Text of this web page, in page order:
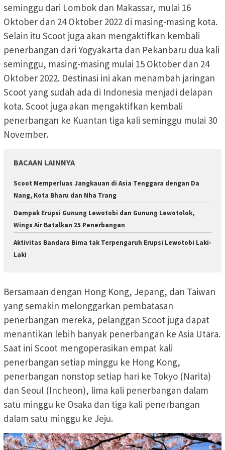
seminggu dari Lombok dan Makassar, mulai 16
Oktober dan 24 Oktober 2022 di masing-masing kota.
Selain itu Scoot juga akan mengaktifkan kembali
penerbangan dari Yogyakarta dan Pekanbaru dua kali
seminggu, masing-masing mulai 15 Oktober dan 24
Oktober 2022. Destinasi ini akan menambah jaringan
Scoot yang sudah ada di Indonesia menjadi delapan
kota. Scoot juga akan mengaktifkan kembali
penerbangan ke Kuantan tiga kali seminggu mulai 30
November.
BACAAN LAINNYA
Scoot Memperluas Jangkauan di Asia Tenggara dengan Da
Nang, Kota Bharu dan Nha Trang
Dampak Erupsi Gunung Lewotobi dan Gunung Lewotolok,
Wings Air Batalkan 25 Penerbangan
Aktivitas Bandara Bima tak Terpengaruh Erupsi Lewotobi Laki-
Laki
Bersamaan dengan Hong Kong, Jepang, dan Taiwan
yang semakin melonggarkan pembatasan
penerbangan mereka, pelanggan Scoot juga dapat
menantikan lebih banyak penerbangan ke Asia Utara.
Saat ini Scoot mengoperasikan empat kali
penerbangan setiap minggu ke Hong Kong,
penerbangan nonstop setiap hari ke Tokyo (Narita)
dan Seoul (Incheon), lima kali penerbangan dalam
satu minggu ke Osaka dan tiga kali penerbangan
dalam satu minggu ke Jeju.